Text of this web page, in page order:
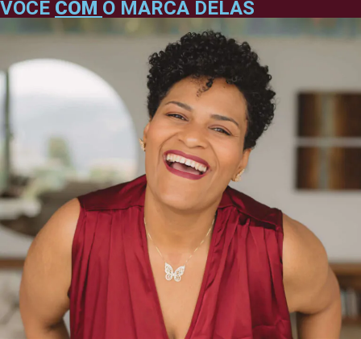
VOCÊ COM O MARCA DELAS